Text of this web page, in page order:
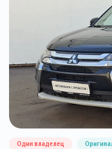
Один владелец